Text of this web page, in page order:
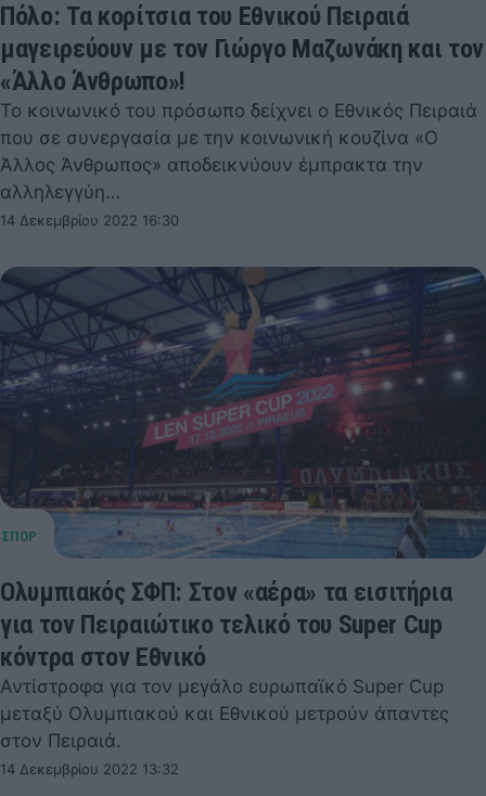
Πόλο: Τα κορίτσια του Εθνικού Πειραιά
μαγειρεύουν με τον Γιώργο Μαζωνάκη και τον
«Άλλο Άνθρωπο»!
Το κοινωνικό του πρόσωπο δείχνει ο Εθνικός Πειραιά
που σε συνεργασία με την κοινωνική κουζίνα «Ο
Άλλος Άνθρωπος» αποδεικνύουν έμπρακτα την
αλληλεγγύη…
14 Δεκεμβρίου 2022 16:30
Ολυμπιακός ΣΦΠ: Στον «αέρα» τα εισιτήρια
για τον Πειραιώτικο τελικό του Super Cup
κόντρα στον Εθνικό
Αντίστροφα για τον μεγάλο ευρωπαϊκό Super Cup
μεταξύ Ολυμπιακού και Εθνικού μετρούν άπαντες
στον Πειραιά.
14 Δεκεμβρίου 2022 13:32